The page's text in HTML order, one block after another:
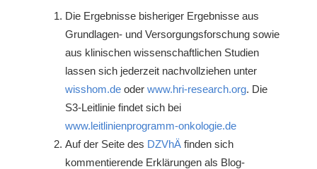
Die Ergebnisse bisheriger Ergebnisse aus
Grundlagen- und Versorgungsforschung sowie
aus klinischen wissenschaftlichen Studien
lassen sich jederzeit nachvollziehen unter
wisshom.de oderwww.hri-research.org. Die
S3-Leitlinie findet sich bei
www.leitlinienprogramm-onkologie.de
Auf der Seite des DZVhÄ finden sich
kommentierende Erklärungen als Blog-